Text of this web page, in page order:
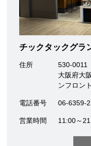
チックタックグラ
住所
530-0011
大阪府大
ンフロン
電話番号 06-6359-
営業時間 11:00～